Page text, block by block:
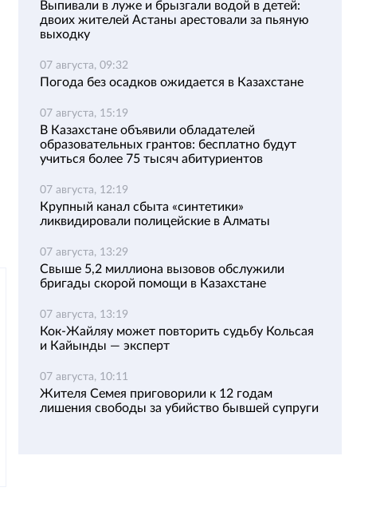
Выпивали в луже и брызгали водой в детей:
двоих жителей Астаны арестовали за пьяную
выходку
07 августа, 09:32
Погода без осадков ожидается в Казахстане
07 августа, 15:19
В Казахстане объявили обладателей
образовательных грантов: бесплатно будут
учиться более 75 тысяч абитуриентов
07 августа, 12:19
Крупный канал сбыта «синтетики»
ликвидировали полицейские в Алматы
07 августа, 13:29
Свыше 5,2 миллиона вызовов обслужили
бригады скорой помощи в Казахстане
07 августа, 13:19
Кок-Жайляу может повторить судьбу Кольсая
и Кайынды — эксперт
07 августа, 10:11
Жителя Семея приговорили к 12 годам
лишения свободы за убийство бывшей супруги